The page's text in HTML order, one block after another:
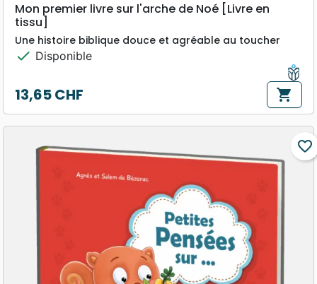
Mon premier livre sur l'arche de Noé [Livre en
tissu]
Une histoire biblique douce et agréable au toucher
check Disponible
Prix
13,65 CHF shopping_cart
favorite_border